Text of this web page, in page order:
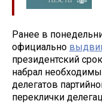
Ранее в
официально
президентский
набрал
делегатов
переклички